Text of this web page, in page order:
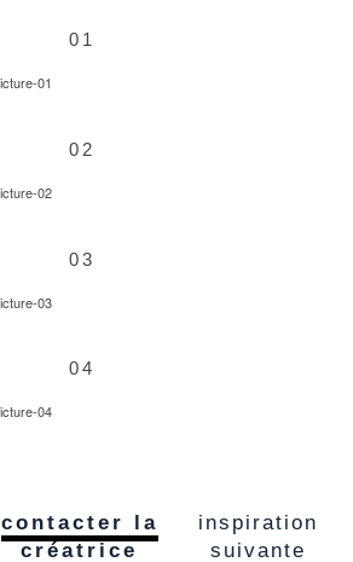
01
02
03
04
contacter la
créatrice
inspiration
suivante